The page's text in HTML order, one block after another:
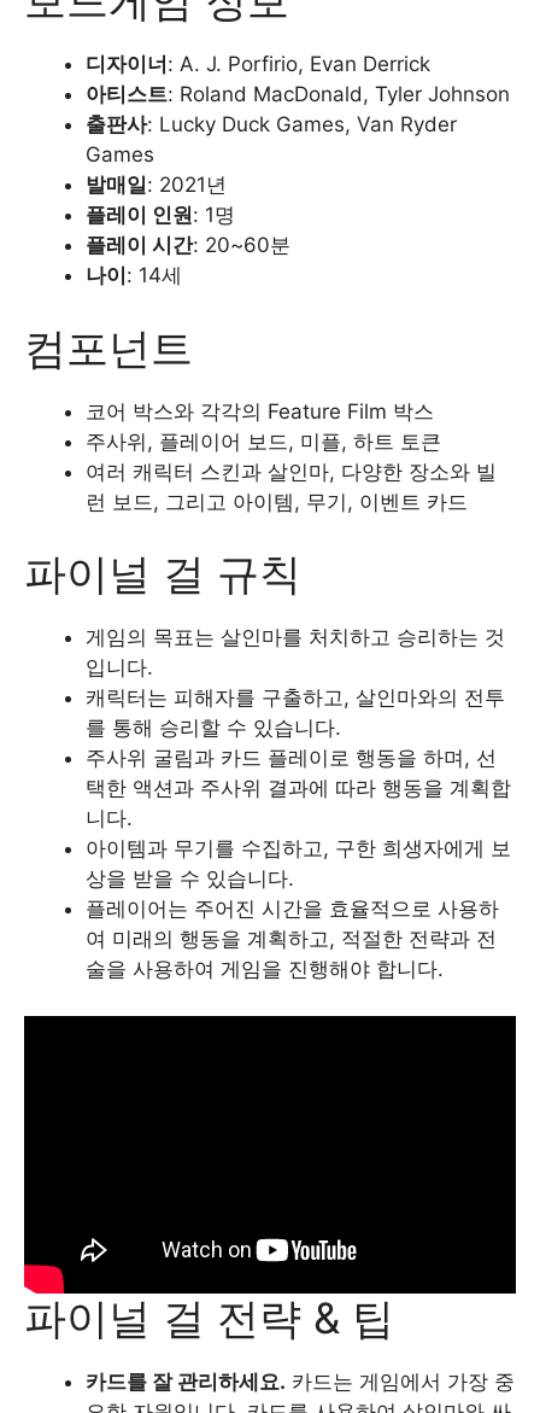
디자이너 : A. J. Porfirio, Evan Derrick
아티스트: Roland MacDonald, Tyler Johnson
출판사: Lucky Duck Games, Van Ryder
Games
발매일: 2021년
플레이 인원: 1명
플레이 시간: 20~60분
나이 : 14세
컴포넌트
코어 박스와 각각의 Feature Film 박스
주사위, 플레이어 보드, 미플, 하트 토큰
여러 캐릭터 스킨과 살인마, 다양한 장소와 빌
런 보드, 그리고 아이템, 무기, 이벤트 카드
파이널 걸 규칙
게임의 목표는 살인마를 처치하고 승리하는 것
입니다.
캐릭터는 피해자를 구출하고, 살인마와의 전투
를 통해 승리할 수 있습니다.
주사위 굴림과 카드 플레이로 행동을 하며, 선
택한 액션과 주사위 결과에 따라 행동을 계획합
니다.
아이템과 무기를 수집하고, 구한 희생자에게 보
상을 받을 수 있습니다.
플레이어는 주어진 시간을 효율적으로 사용하
여 미래의 행동을 계획하고, 적절한 전략과 전
술을 사용하여 게임을 진행해야 합니다.
파이널 걸 전략 & 팁
카드를 잘 관리하세요. 카드는 게임에서 가장 중